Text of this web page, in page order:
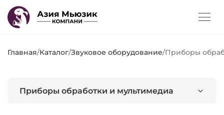
Главная/Каталог/Звуковое оборудование/Приборы
Приборы обработки и мультимедиа